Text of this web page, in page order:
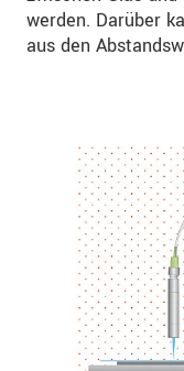
werden. Darüber
aus den